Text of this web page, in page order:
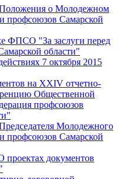
о Молодежном
профсоюзов Самарской
ФПСО "За заслуги перед
области"
7 октября 2015
на XXIV отчетно-
Общественной
профсоюзов
Молодежного
профсоюзов Самарской
проектах документов